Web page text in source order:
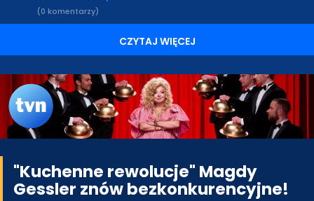
(0 komentarzy)
CZYTAJ WIĘCEJ
"Kuchenne rewolucje" Magdy
Gessler znów bezkonkurencyjne!